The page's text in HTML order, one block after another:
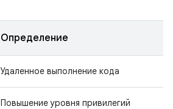
Определение
Удаленное выполнение кода
Повышение уровня привилегий